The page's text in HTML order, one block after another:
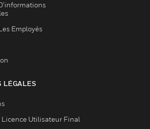
Employés
LÉGALES
Licence Utilisateur Final